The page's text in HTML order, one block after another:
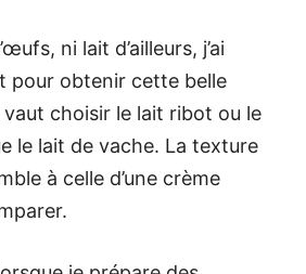
ni lait d’ailleurs, j’ai
pour obtenir cette belle
vaut choisir le lait ribot ou le
le lait de vache. La texture
à celle d’une crème